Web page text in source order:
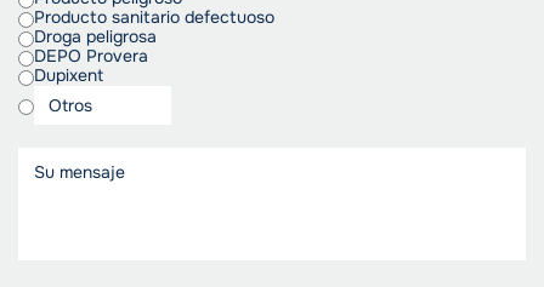
Producto sanitario defectuoso
Droga peligrosa
DEPO Provera
Dupixent